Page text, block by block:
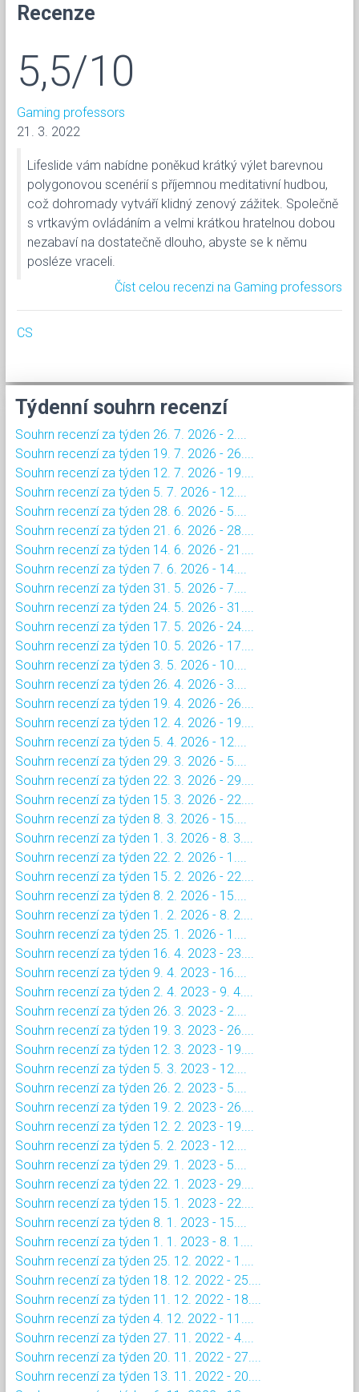
Recenze
5,5/10
Gaming professors
21. 3. 2022
Lifeslide vám nabídne poněkud krátký výlet barevnou
polygonovou scenérií s příjemnou meditativní hudbou,
což dohromady vytváří klidný zenový zážitek. Společně
s vrtkavým ovládáním a velmi krátkou hratelnou dobou
nezabaví na dostatečně dlouho, abyste se k němu
posléze vraceli.
Číst celou recenzi na Gaming professors
CS
Týdenní souhrn recenzí
Souhrn recenzí za týden 26. 7. 2026 - 2....
Souhrn recenzí za týden 19. 7. 2026 - 26....
Souhrn recenzí za týden 12. 7. 2026 - 19....
Souhrn recenzí za týden 5. 7. 2026 - 12....
Souhrn recenzí za týden 28. 6. 2026 - 5....
Souhrn recenzí za týden 21. 6. 2026 - 28....
Souhrn recenzí za týden 14. 6. 2026 - 21....
Souhrn recenzí za týden 7. 6. 2026 - 14....
Souhrn recenzí za týden 31. 5. 2026 - 7....
Souhrn recenzí za týden 24. 5. 2026 - 31....
Souhrn recenzí za týden 17. 5. 2026 - 24....
Souhrn recenzí za týden 10. 5. 2026 - 17....
Souhrn recenzí za týden 3. 5. 2026 - 10....
Souhrn recenzí za týden 26. 4. 2026 - 3....
Souhrn recenzí za týden 19. 4. 2026 - 26....
Souhrn recenzí za týden 12. 4. 2026 - 19....
Souhrn recenzí za týden 5. 4. 2026 - 12....
Souhrn recenzí za týden 29. 3. 2026 - 5....
Souhrn recenzí za týden 22. 3. 2026 - 29....
Souhrn recenzí za týden 15. 3. 2026 - 22....
Souhrn recenzí za týden 8. 3. 2026 - 15....
Souhrn recenzí za týden 1. 3. 2026 - 8. 3....
Souhrn recenzí za týden 22. 2. 2026 - 1....
Souhrn recenzí za týden 15. 2. 2026 - 22....
Souhrn recenzí za týden 8. 2. 2026 - 15....
Souhrn recenzí za týden 1. 2. 2026 - 8. 2....
Souhrn recenzí za týden 25. 1. 2026 - 1....
Souhrn recenzí za týden 16. 4. 2023 - 23....
Souhrn recenzí za týden 9. 4. 2023 - 16....
Souhrn recenzí za týden 2. 4. 2023 - 9. 4....
Souhrn recenzí za týden 26. 3. 2023 - 2....
Souhrn recenzí za týden 19. 3. 2023 - 26....
Souhrn recenzí za týden 12. 3. 2023 - 19....
Souhrn recenzí za týden 5. 3. 2023 - 12....
Souhrn recenzí za týden 26. 2. 2023 - 5....
Souhrn recenzí za týden 19. 2. 2023 - 26....
Souhrn recenzí za týden 12. 2. 2023 - 19....
Souhrn recenzí za týden 5. 2. 2023 - 12....
Souhrn recenzí za týden 29. 1. 2023 - 5....
Souhrn recenzí za týden 22. 1. 2023 - 29....
Souhrn recenzí za týden 15. 1. 2023 - 22....
Souhrn recenzí za týden 8. 1. 2023 - 15....
Souhrn recenzí za týden 1. 1. 2023 - 8. 1....
Souhrn recenzí za týden 25. 12. 2022 - 1....
Souhrn recenzí za týden 18. 12. 2022 - 25....
Souhrn recenzí za týden 11. 12. 2022 - 18....
Souhrn recenzí za týden 4. 12. 2022 - 11....
Souhrn recenzí za týden 27. 11. 2022 - 4....
Souhrn recenzí za týden 20. 11. 2022 - 27....
Souhrn recenzí za týden 13. 11. 2022 - 20....